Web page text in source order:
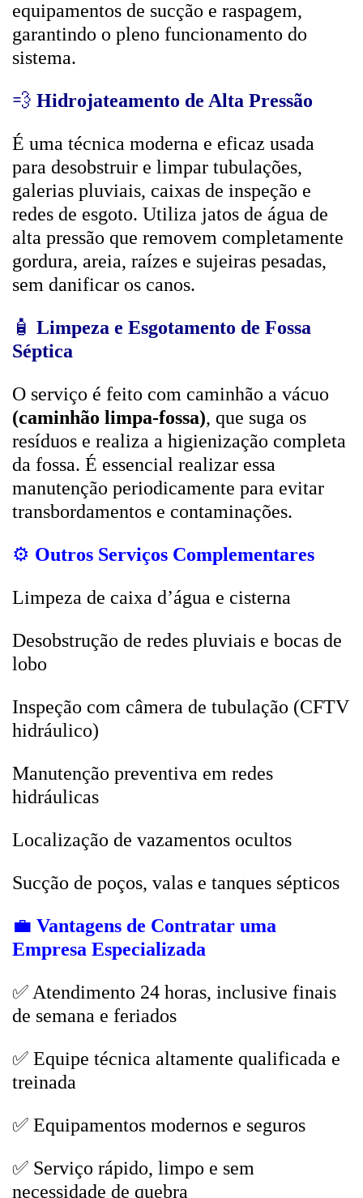
equipamentos de sucção e raspagem,
garantindo o pleno funcionamento do
sistema.
💨 Hidrojateamento de Alta Pressão
É uma técnica moderna e eficaz usada
para desobstruir e limpar tubulações,
galerias pluviais, caixas de inspeção e
redes de esgoto. Utiliza jatos de água de
alta pressão que removem completamente
gordura, areia, raízes e sujeiras pesadas,
sem danificar os canos.
🧴 Limpeza e Esgotamento de Fossa
Séptica
O serviço é feito com caminhão a vácuo
(caminhão limpa-fossa), que suga os
resíduos e realiza a higienização completa
da fossa. É essencial realizar essa
manutenção periodicamente para evitar
transbordamentos e contaminações.
⚙️ Outros Serviços Complementares
Limpeza de caixa d’água e cisterna
Desobstrução de redes pluviais e bocas de
lobo
Inspeção com câmera de tubulação (CFTV
hidráulico)
Manutenção preventiva em redes
hidráulicas
Localização de vazamentos ocultos
Sucção de poços, valas e tanques sépticos
💼 Vantagens de Contratar uma
Empresa Especializada
✅ Atendimento 24 horas, inclusive finais
de semana e feriados
✅ Equipe técnica altamente qualificada e
treinada
✅ Equipamentos modernos e seguros
✅ Serviço rápido, limpo e sem
necessidade de quebra